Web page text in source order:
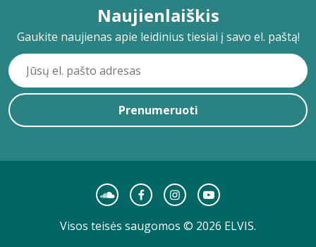
Naujienlaiškis
Gaukite naujienas apie leidinius tiesiai į savo el. paštą!
Prenumeruoti
Visos teisės saugomos © 2026 ELVIS.